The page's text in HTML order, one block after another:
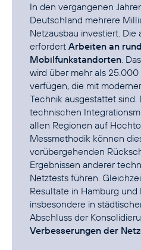
In den vergangenen
Deutschland mehrere
Netzausbau investiert.
erfordert Arbeiten an
Mobilfunkstandorten.
wird über mehr als
verfügen, die mit
Technik ausgestattet sind.
technischen
allen Regionen auf
Messmethodik können
vorübergehenden
Ergebnissen anderer
Netztests führen.
Resultate in Hamburg
insbesondere in
Abschluss der
Verbesserungen der